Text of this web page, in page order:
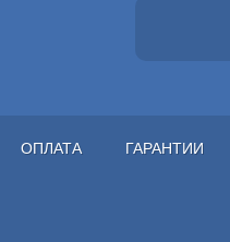
ОПЛАТА ГАРАНТИИ